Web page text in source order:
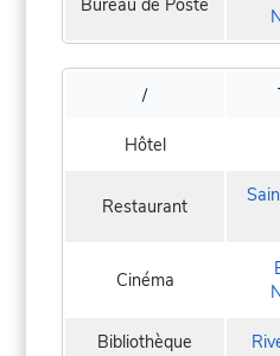
Bureau de Poste
/
Hôtel
Restaurant
Cinéma
Bibliothèque